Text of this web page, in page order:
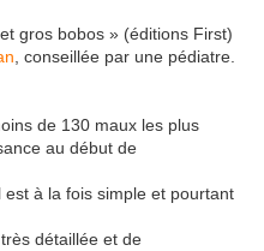
gros bobos » (éditions First)
, conseillée par une pédiatre.
de 130 maux les plus
au début de
à la fois simple et pourtant
très détaillée et de